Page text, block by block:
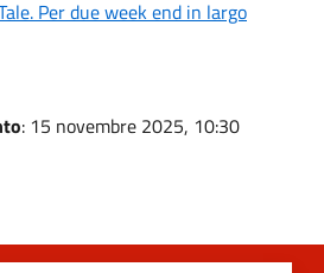
Per due week end in largo
: 15 novembre 2025, 10:30